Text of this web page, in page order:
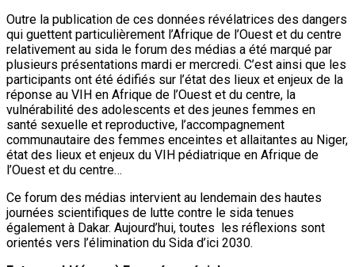
Outre la publication de ces données révélatrices des dangers
qui guettent particulièrement l’Afrique de l’Ouest et du centre
relativement au sida le forum des médias a été marqué par
plusieurs présentations mardi er mercredi. C’est ainsi que les
participants ont été édifiés sur l’état des lieux et enjeux de la
réponse au VIH en Afrique de l’Ouest et du centre, la
vulnérabilité des adolescents et des jeunes femmes en
santé sexuelle et reproductive, l’accompagnement
communautaire des femmes enceintes et allaitantes au Niger,
état des lieux et enjeux du VIH pédiatrique en Afrique de
l’Ouest et du centre…
Ce forum des médias intervient au lendemain des hautes
journées scientifiques de lutte contre le sida tenues
également à Dakar. Aujourd’hui, toutes les réflexions sont
orientés vers l’élimination du Sida d’ici 2030.